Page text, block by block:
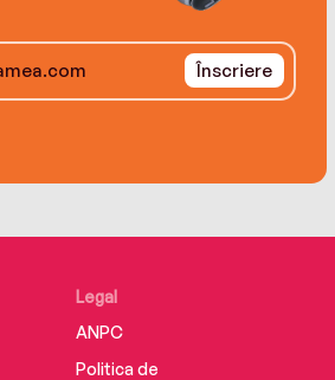
Street.
sete nebună de răzbunare și
ca niciodată.“
Înscriere
Legal
ANPC
Politica de